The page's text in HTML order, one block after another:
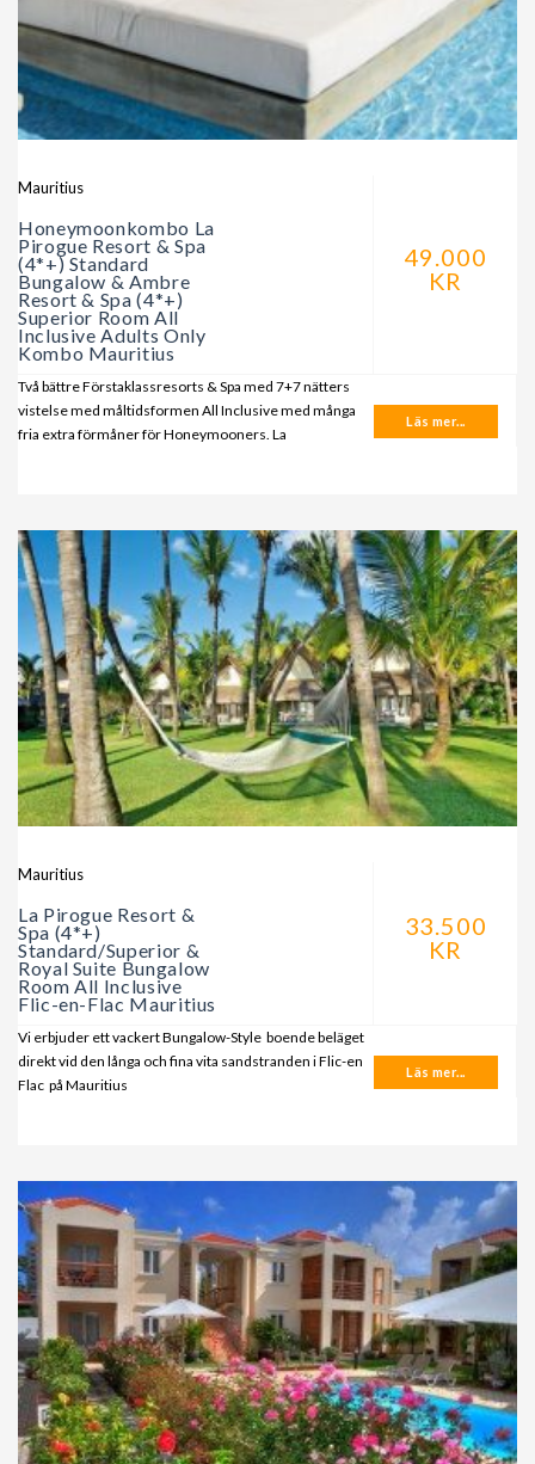
Mauritius
Honeymoonkombo La
Pirogue Resort & Spa
(4*+) Standard
Bungalow & Ambre
Resort & Spa (4*+)
Superior Room All
Inclusive Adults Only
Kombo Mauritius
49.000
KR
Två bättre Förstaklassresorts & Spa med 7+7 nätters
vistelse med måltidsformen All Inclusive med många
fria extra förmåner för Honeymooners. La
Läs mer...
Mauritius
La Pirogue Resort &
Spa (4*+)
Standard/Superior &
Royal Suite Bungalow
Room All Inclusive
Flic-en-Flac Mauritius
33.500
KR
Vi erbjuder ett vackert Bungalow-Style boende beläget
direkt vid den långa och fina vita sandstranden i Flic-en
Flac på Mauritius
Läs mer...